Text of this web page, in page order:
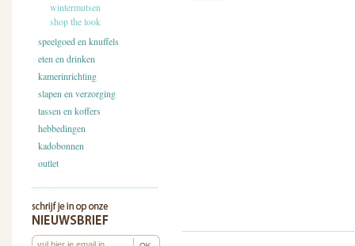
wintermutsen
shop the look
speelgoed en knuffels
eten en drinken
kamerinrichting
slapen en verzorging
tassen en koffers
hebbedingen
kadobonnen
outlet